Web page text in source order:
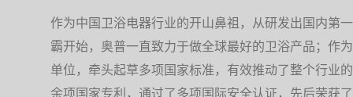
作为中国卫浴电器行业的开山鼻祖，从研发出国内第
霸开始，奥普一直致力于做全球最好的卫浴产品；作
单位，牵头起草多项国家标准，有效推动了整个行业
余项国家专利，通过了多项国际安全认证，先后荣获